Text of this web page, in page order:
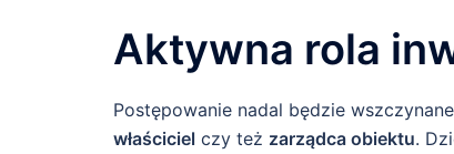
Aktywna rola
Postępowanie nadal będzie
właściciel czy też zarządca obiektu.